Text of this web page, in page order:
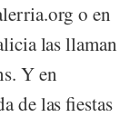
o en
las llaman
Y en
de las fiestas